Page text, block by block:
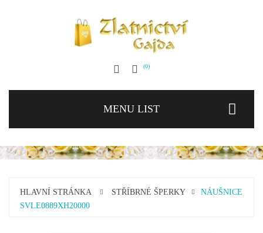
0
MENU LIST
HLAVNÍ STRÁNKA STŘÍBRNÉ ŠPERKY
NÁUŠNICE
SVLE0889XH20000